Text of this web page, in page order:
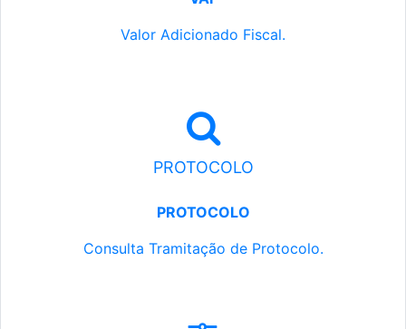
Valor Adicionado Fiscal.
PROTOCOLO
PROTOCOLO
Consulta Tramitação de Protocolo.